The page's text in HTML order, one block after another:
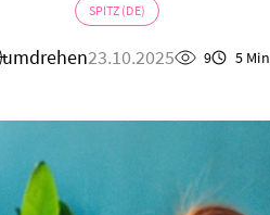
SPITZ (DE)
umdrehen23.10.2025 9 5 Min